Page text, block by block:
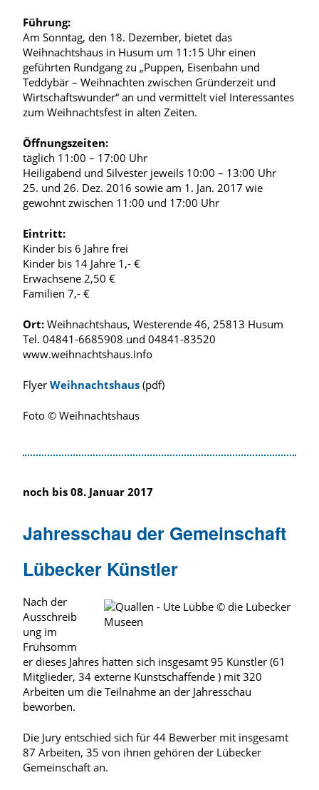
Führung:
Am Sonntag, den 18. Dezember, bietet das
Weihnachtshaus in Husum um 11:15 Uhr einen
geführten Rundgang zu „Puppen, Eisenbahn und
Teddybär – Weihnachten zwischen Gründerzeit und
Wirtschaftswunder“ an und vermittelt viel Interessantes
zum Weihnachtsfest in alten Zeiten.
Öffnungszeiten:
täglich 11:00 – 17:00 Uhr
Heiligabend und Silvester jeweils 10:00 – 13:00 Uhr
25. und 26. Dez. 2016 sowie am 1. Jan. 2017 wie
gewohnt zwischen 11:00 und 17:00 Uhr
Eintritt:
Kinder bis 6 Jahre frei
Kinder bis 14 Jahre 1,- €
Erwachsene 2,50 €
Familien 7,- €
Ort: Weihnachtshaus, Westerende 46, 25813 Husum
Tel. 04841-6685908 und 04841-83520
www.weihnachtshaus.info
Flyer Weihnachtshaus (pdf)
Foto © Weihnachtshaus
noch bis 08. Januar 2017
Jahresschau der Gemeinschaft
Lübecker Künstler
Nach der
Ausschreib
ung im
Frühsomm
er dieses Jahres hatten sich insgesamt 95 Künstler (61
Mitglieder, 34 externe Kunstschaffende ) mit 320
Arbeiten um die Teilnahme an der Jahresschau
beworben.
Die Jury entschied sich für 44 Bewerber mit insgesamt
87 Arbeiten, 35 von ihnen gehören der Lübecker
Gemeinschaft an.